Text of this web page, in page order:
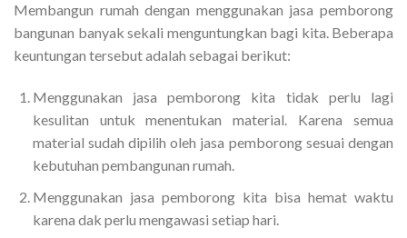
Membangun rumah dengan menggunakan jasa pemborong
bangunan banyak sekali menguntungkan bagi kita. Beberapa
keuntungan tersebut adalah sebagai berikut:
Menggunakan jasa pemborong kita tidak perlu lagi
kesulitan untuk menentukan material. Karena semua
material sudah dipilih oleh jasa pemborong sesuai dengan
kebutuhan pembangunan rumah.
Menggunakan jasa pemborong kita bisa hemat waktu
karena dak perlu mengawasi setiap hari.